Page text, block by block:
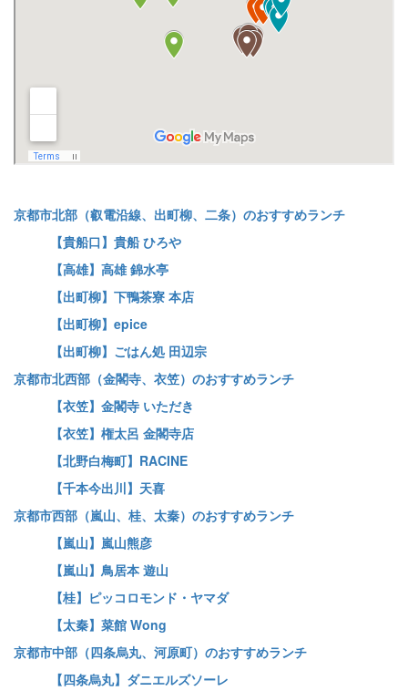
京都市北部（叡電沿線、出町柳、二条）のおすすめランチ
【貴船口】貴船 ひろや
【高雄】高雄 錦水亭
【出町柳】下鴨茶寮 本店
【出町柳】epice
【出町柳】ごはん処 田辺宗
京都市北西部（金閣寺、衣笠）のおすすめランチ
【衣笠】金閣寺 いただき
【衣笠】権太呂 金閣寺店
【北野白梅町】RACINE
【千本今出川】天喜
京都市西部（嵐山、桂、太秦）のおすすめランチ
【嵐山】嵐山熊彦
【嵐山】鳥居本 遊山
【桂】ピッコロモンド・ヤマダ
【太秦】菜館 Wong
京都市中部（四条烏丸、河原町）のおすすめランチ
【四条烏丸】ダニエルズソーレ